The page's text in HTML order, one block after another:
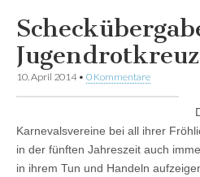
Jugendrotkreuz
10. April 2014• 0 Kommentare
Karnevalsvereine bei all ihrer
in der fünften Jahreszeit auch
in ihrem Tun und Handeln